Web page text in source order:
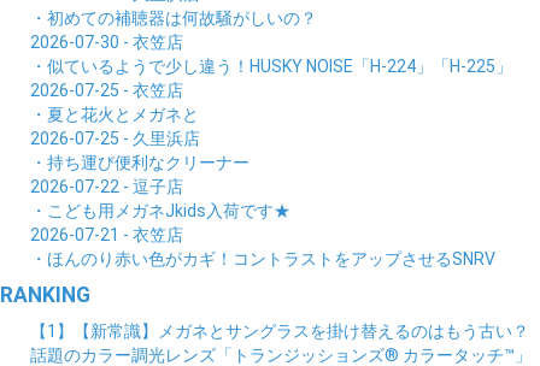
・初めての補聴器は何故騒がしいの？
2026-07-30 - 衣笠店
・似ているようで少し違う！HUSKY NOISE「H-224」「H-225」
2026-07-25 - 衣笠店
・夏と花火とメガネと
2026-07-25 - 久里浜店
・持ち運び便利なクリーナー
2026-07-22 - 逗子店
・こども用メガネJkids入荷です★
2026-07-21 - 衣笠店
・ほんのり赤い色がカギ！コントラストをアップさせるSNRV
RANKING
【1】【新常識】メガネとサングラスを掛け替えるのはもう古い？
話題のカラー調光レンズ「トランジッションズ® カラータッチ™」